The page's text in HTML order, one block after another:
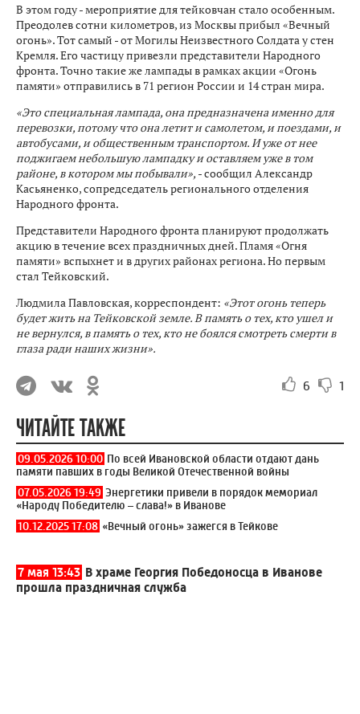
В этом году - мероприятие для тейковчан стало особенным.
Преодолев сотни километров, из Москвы прибыл «Вечный
огонь». Тот самый - от Могилы Неизвестного Солдата у стен
Кремля. Его частицу привезли представители Народного
фронта. Точно такие же лампады в рамках акции «Огонь
памяти» отправились в 71 регион России и 14 стран мира.
«Это специальная лампада, она предназначена именно для
перевозки, потому что она летит и самолетом, и поездами, и
автобусами, и общественным транспортом. И уже от нее
поджигаем небольшую лампадку и оставляем уже в том
районе, в котором мы побывали», - сообщил Александр
Касьяненко, сопредседатель регионального отделения
Народного фронта.
Представители Народного фронта планируют продолжать
акцию в течение всех праздничных дней. Пламя «Огня
памяти» вспыхнет и в других районах региона. Но первым
стал Тейковский.
Людмила Павловская, корреспондент: «Этот огонь теперь
будет жить на Тейковской земле. В память о тех, кто ушел и
не вернулся, в память о тех, кто не боялся смотреть смерти в
глаза ради наших жизни».
6 1
ЧИТАЙТЕ ТАКЖЕ
09.05.2026 10:00 По всей Ивановской области отдают дань
памяти павших в годы Великой Отечественной войны
07.05.2026 19:49 Энергетики привели в порядок мемориал
«Народу Победителю – слава!» в Иванове
10.12.2025 17:08 «Вечный огонь» зажегся в Тейкове
7 мая 13:43 В храме Георгия Победоносца в Иванове
прошла праздничная служба